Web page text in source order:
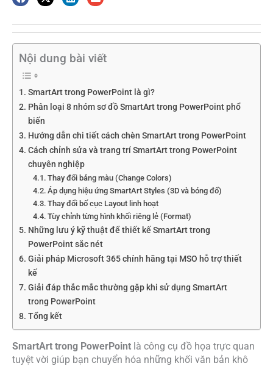
Nội dung bài viết
SmartArt trong PowerPoint là gì?
Phân loại 8 nhóm sơ đồ SmartArt trong PowerPoint phổ
biến
Hướng dẫn chi tiết cách chèn SmartArt trong PowerPoint
Cách chỉnh sửa và trang trí SmartArt trong PowerPoint
chuyên nghiệp
Thay đổi bảng màu (Change Colors)
Áp dụng hiệu ứng SmartArt Styles (3D và bóng đổ)
Thay đổi bố cục Layout linh hoạt
Tùy chỉnh từng hình khối riêng lẻ (Format)
Những lưu ý kỹ thuật để thiết kế SmartArt trong
PowerPoint sắc nét
Giải pháp Microsoft 365 chính hãng tại MSO hỗ trợ thiết
kế
Giải đáp thắc mắc thường gặp khi sử dụng SmartArt
trong PowerPoint
Tổng kết
SmartArt trong PowerPoint là công cụ đồ họa trực quan
tuyệt vời giúp bạn chuyển hóa những khối văn bản khô